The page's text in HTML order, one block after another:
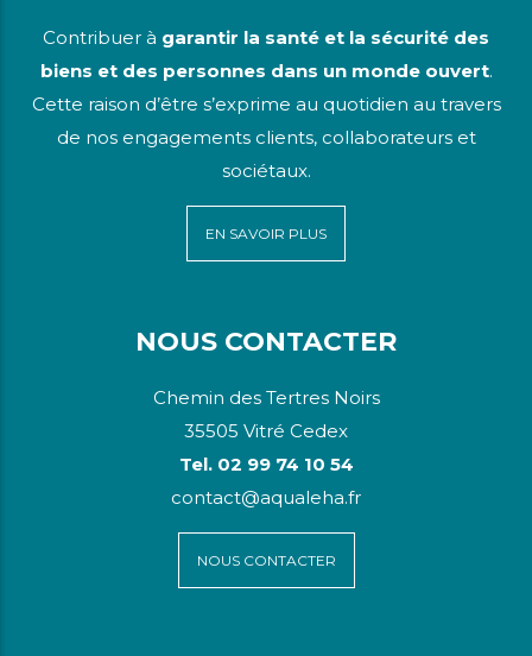
Contribuer à garantir la santé et la sécurité des
biens et des personnes dans un monde ouvert.
Cette raison d’être s’exprime au quotidien au travers
de nos engagements clients, collaborateurs et
sociétaux.
EN SAVOIR PLUS
NOUS CONTACTER
Chemin des Tertres Noirs
35505 Vitré Cedex
Tel. 02 99 74 10 54
contact@aqualeha.fr
NOUS CONTACTER